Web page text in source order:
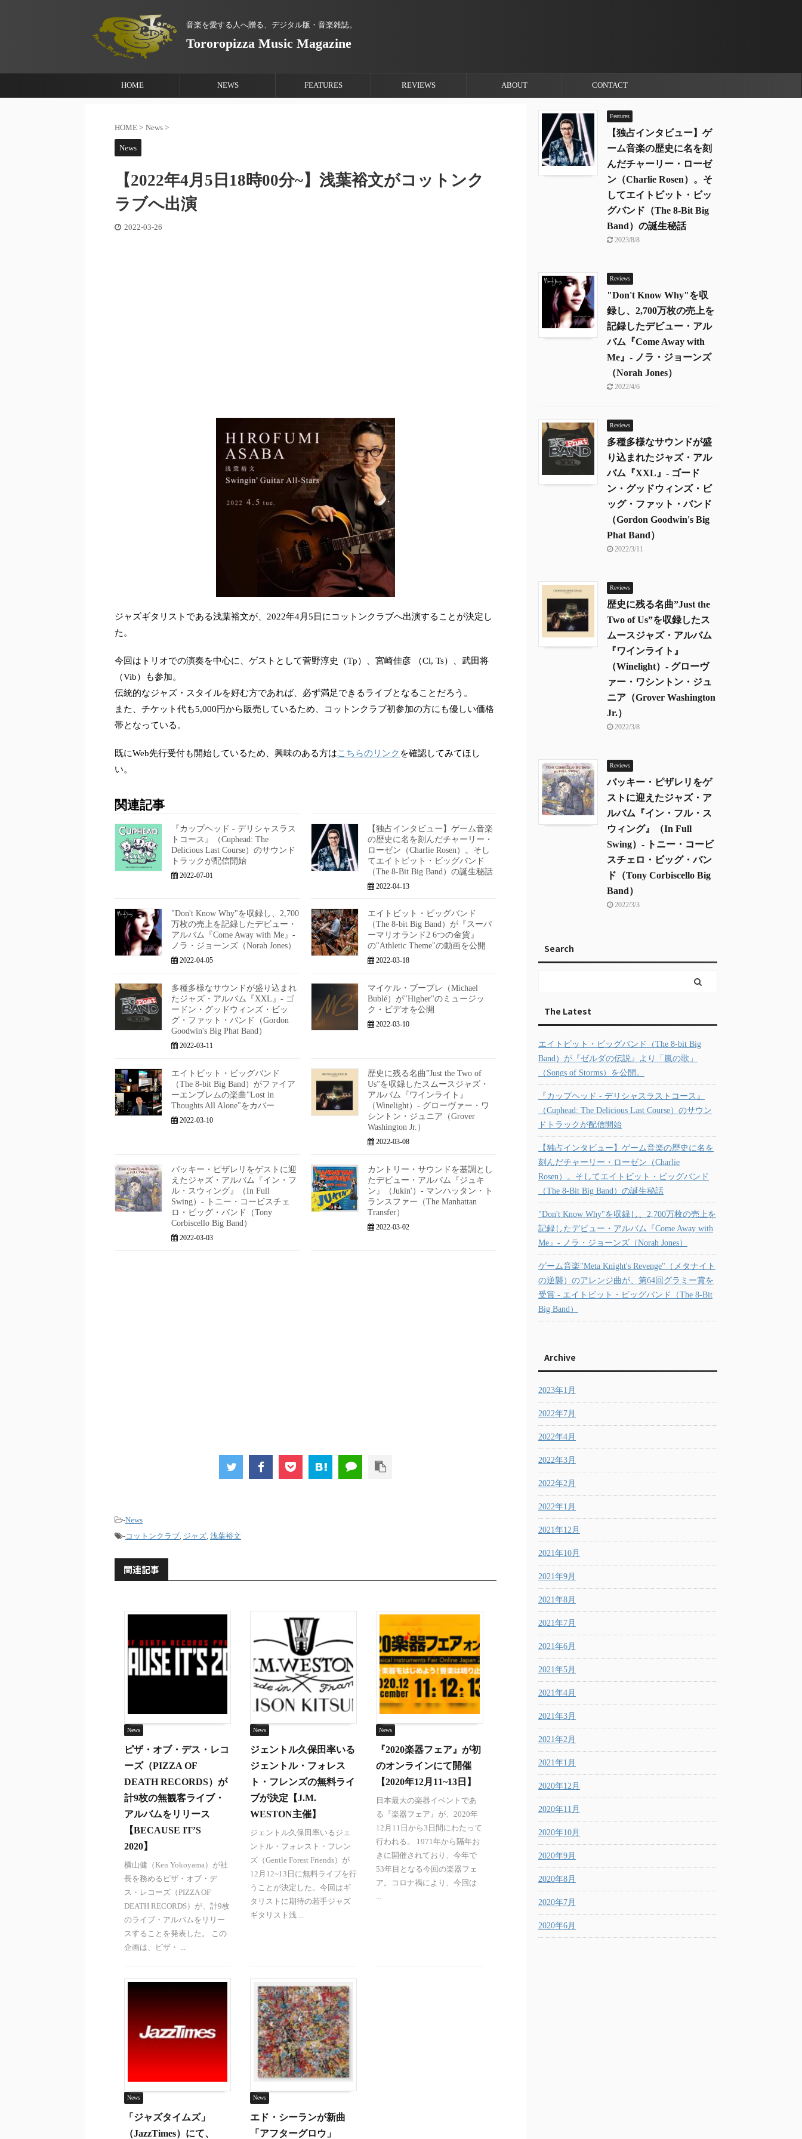
音楽を愛する人へ贈る、デジタル版・音楽雑誌。
Tororopizza Music Magazine
HOME NEWS FEATURES REVIEWS ABOUT CONTACT
HOME > News >
News
【2022年4月5日18時00分~】浅葉裕文がコットンク
ラブへ出演
2022-03-26
ジャズギタリストである浅葉裕文が、2022年4月5日にコットンクラブへ出演することが決定し
た。
今回はトリオでの演奏を中心に、ゲストとして菅野淳史（Tp）、宮崎佳彦 （Cl, Ts）、武田将
（Vib）も参加。
伝統的なジャズ・スタイルを好む方であれば、必ず満足できるライブとなることだろう。
また、チケット代も5,000円から販売しているため、コットンクラブ初参加の方にも優しい価格
帯となっている。
既にWeb先行受付も開始しているため、興味のある方はこちらのリンク を確認してみてほし
い。
関連記事
『カップヘッド - デリシャスラス
トコース』（Cuphead: The
Delicious Last Course）のサウンド
トラックが配信開始
2022-07-01
【独占インタビュー】ゲーム音楽
の歴史に名を刻んだチャーリー・
ローゼン（Charlie Rosen）。そし
てエイトビット・ビッグバンド
（The 8-Bit Big Band）の誕生秘話
2022-04-13
"Don't Know Why"を収録し、2,700
万枚の売上を記録したデビュー・
アルバム『Come Away with Me』-
ノラ・ジョーンズ（Norah Jones）
2022-04-05
エイトビット・ビッグバンド
（The 8-bit Big Band）が『スーパ
ーマリオランド2 6つの金貨』
の"Athletic Theme"の動画を公開
2022-03-18
多種多様なサウンドが盛り込まれ
たジャズ・アルバム『XXL』- ゴ
ードン・グッドウィンズ・ビッ
グ・ファット・バンド（Gordon
Goodwin's Big Phat Band）
2022-03-11
マイケル・ブーブレ（Michael
Bublé）が"Higher"のミュージッ
ク・ビデオを公開
2022-03-10
エイトビット・ビッグバンド
（The 8-bit Big Band）がファイア
ーエンブレムの楽曲"Lost in
Thoughts All Alone"をカバー
2022-03-10
歴史に残る名曲”Just the Two of
Us”を収録したスムースジャズ・
アルバム『ワインライト』
（Winelight）- グローヴァー・ワ
シントン・ジュニア（Grover
Washington Jr.）
2022-03-08
バッキー・ピザレリをゲストに迎
えたジャズ・アルバム『イン・フ
ル・スウィング』（In Full
Swing）- トニー・コービスチェ
ロ・ビッグ・バンド（Tony
Corbiscello Big Band）
2022-03-03
カントリー・サウンドを基調とし
たデビュー・アルバム『ジュキ
ン』（Jukin'）- マンハッタン・ト
ランスファー（The Manhattan
Transfer）
2022-03-02
-News
-コットンクラブ ジャズ 浅葉裕文
関連記事
News
ピザ・オブ・デス・レコ
ーズ（PIZZA OF
DEATH RECORDS）が
計9枚の無観客ライブ・
アルバムをリリース
【BECAUSE IT’S
2020】
横山健（Ken Yokoyama）が社
長を務めるピザ・オブ・デ
ス・レコーズ（PIZZA OF
DEATH RECORDS）が、計9枚
のライブ・アルバムをリリー
スすることを発表した。 この
企画は、ピザ・ ...
News
ジェントル久保田率いる
ジェントル・フォレス
ト・フレンズの無料ライ
ブが決定【J.M.
WESTON主催】
ジェントル久保田率いるジェ
ントル・フォレスト・フレン
ズ（Gentle Forest Friends）が
12月12~13日に無料ライブを行
うことが決定した。今回はギ
タリストに期待の若手ジャズ
ギタリスト浅 ...
News
『2020楽器フェア』が初
のオンラインにて開催
【2020年12月11~13日】
日本最大の楽器イベントであ
る『楽器フェア』が、2020年
12月11日から3日間にわたって
行われる。 1971年から隔年お
きに開催されており、今年で
53年目となる今回の楽器フェ
ア。コロナ禍により、今回は
News
「ジャズタイムズ」
（JazzTimes）にて、
News
エド・シーランが新曲
「アフターグロウ」
Features
【独占インタビュー】ゲ
ーム音楽の歴史に名を刻
んだチャーリー・ローゼ
ン（Charlie Rosen）。そ
してエイトビット・ビッ
グバンド（The 8-Bit Big
Band）の誕生秘話
2023/8/8
Reviews
"Don't Know Why"を収
録し、2,700万枚の売上を
記録したデビュー・アル
バム『Come Away with
Me』- ノラ・ジョーンズ
（Norah Jones）
2022/4/6
Reviews
多種多様なサウンドが盛
り込まれたジャズ・アル
バム『XXL』- ゴード
ン・グッドウィンズ・ビ
ッグ・ファット・バンド
（Gordon Goodwin's Big
Phat Band）
2022/3/11
Reviews
歴史に残る名曲”Just the
Two of Us”を収録したス
ムースジャズ・アルバム
『ワインライト』
（Winelight）- グローヴ
ァー・ワシントン・ジュ
ニア（Grover Washington
Jr.）
2022/3/8
Reviews
バッキー・ピザレリをゲ
ストに迎えたジャズ・ア
ルバム『イン・フル・ス
ウィング』（In Full
Swing）- トニー・コービ
スチェロ・ビッグ・バン
ド（Tony Corbiscello Big
Band）
2022/3/3
Search
The Latest
エイトビット・ビッグバンド（The 8-bit Big
Band）が『ゼルダの伝説』より「嵐の歌」
（Songs of Storms）を公開。
『カップヘッド - デリシャスラストコース』
（Cuphead: The Delicious Last Course）のサウン
ドトラックが配信開始
【独占インタビュー】ゲーム音楽の歴史に名を
刻んだチャーリー・ローゼン（Charlie
Rosen）。そしてエイトビット・ビッグバンド
（The 8-Bit Big Band）の誕生秘話
"Don't Know Why"を収録し、2,700万枚の売上を
記録したデビュー・アルバム『Come Away with
Me』- ノラ・ジョーンズ（Norah Jones）
ゲーム音楽"Meta Knight's Revenge"（メタナイト
の逆襲）のアレンジ曲が、第64回グラミー賞を
受賞 - エイトビット・ビッグバンド（The 8-Bit
Big Band）
Archive
2023年1月
2022年7月
2022年4月
2022年3月
2022年2月
2022年1月
2021年12月
2021年10月
2021年9月
2021年8月
2021年7月
2021年6月
2021年5月
2021年4月
2021年3月
2021年2月
2021年1月
2020年12月
2020年11月
2020年10月
2020年9月
2020年8月
2020年7月
2020年6月